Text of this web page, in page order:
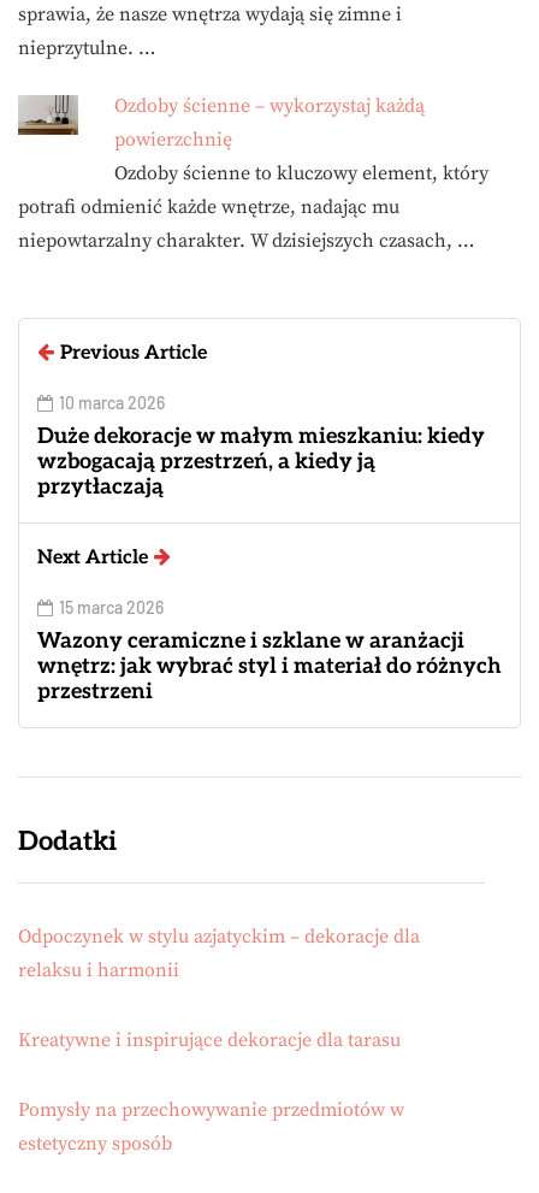
sprawia, że nasze wnętrza wydają się zimne i
nieprzytulne. …
Ozdoby ścienne – wykorzystaj każdą
powierzchnię
Ozdoby ścienne to kluczowy element, który
potrafi odmienić każde wnętrze, nadając mu
niepowtarzalny charakter. W dzisiejszych czasach, …
Previous Article
10 marca 2026
Duże dekoracje w małym mieszkaniu: kiedy
wzbogacają przestrzeń, a kiedy ją
przytłaczają
Next Article
15 marca 2026
Wazony ceramiczne i szklane w aranżacji
wnętrz: jak wybrać styl i materiał do różnych
przestrzeni
Dodatki
Odpoczynek w stylu azjatyckim – dekoracje dla
relaksu i harmonii
Kreatywne i inspirujące dekoracje dla tarasu
Pomysły na przechowywanie przedmiotów w
estetyczny sposób